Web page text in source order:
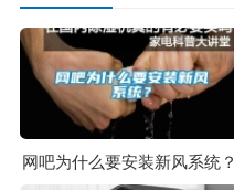
网吧为什么要安装新风系统？